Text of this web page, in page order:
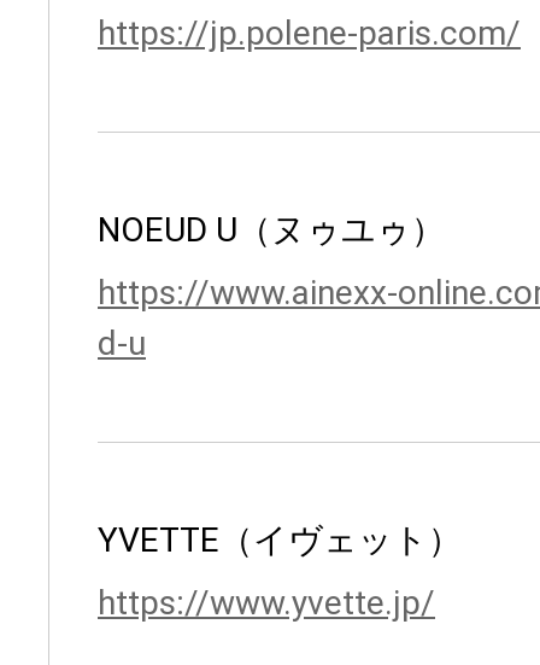
https://jp.polene-paris.com/
NOEUD U（ヌゥユゥ）
https://www.ainexx-
d-u
YVETTE（イヴェット）
https://www.yvette.jp/